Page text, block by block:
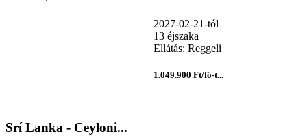
2027-02-21-tól
13 éjszaka
Ellátás: Reggeli
1.049.900 Ft/fő-t...
Srí Lanka - Ceyloni...